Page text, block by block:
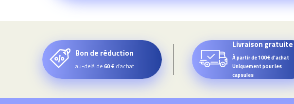
Bon de réduction
au-delà de60 € d’achat
Livraison gratuite
À partir de 100€ d'achat
Uniquement pour les
capsules